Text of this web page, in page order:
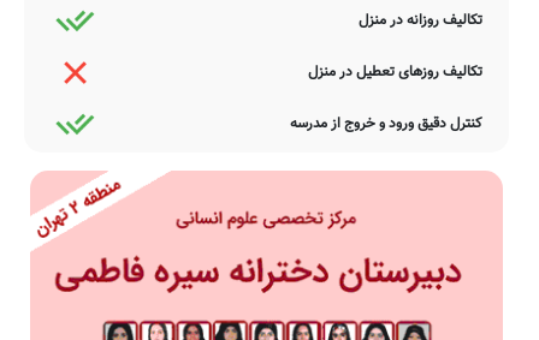
تکالیف روزانه در منزل
تکالیف روزهای تعطیل در منزل
کنترل دقیق ورود و خروج از مدرسه